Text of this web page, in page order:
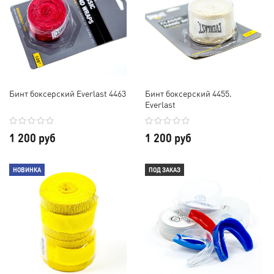
Бинт боксерский Everlast 4463
1 200 руб
Бинт боксерский 4455.
Everlast
1 200 руб
НОВИНКА ПОД ЗАКАЗ